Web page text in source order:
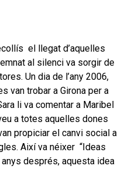
el llegat d’aquelles
al silenci va sorgir de
Un dia de l’any 2006,
van trobar a Girona per a
li va comentar a Maribel
a totes aquelles dones
propiciar el canvi social a
Així va néixer “Ideas
anys després, aquesta idea